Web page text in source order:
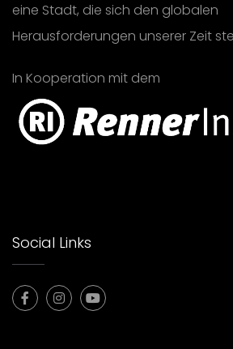
eine Stadt, die sich den globalen
Herausforderungen unserer Zeit
In Kooperation mit dem
Social Links